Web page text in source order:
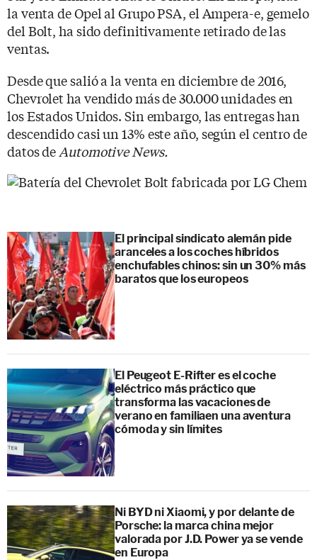
la venta de Opel al Grupo PSA, el Ampera-e, gemelo
del Bolt, ha sido definitivamente retirado de las
ventas.
Desde que salió a la venta en diciembre de 2016,
Chevrolet ha vendido más de 30.000 unidades en
los Estados Unidos. Sin embargo, las entregas han
descendido casi un 13% este año, según el centro de
datos deAutomotive News.
El principal sindicato alemán pide
aranceles a los coches híbridos
enchufables chinos: sin un 30% más
baratos que los europeos
El Peugeot E-Rifter es el coche
eléctrico más práctico que
transforma las vacaciones de
verano en familiaen una aventura
cómoda y sin límites
Ni BYD ni Xiaomi, y por delante de
Porsche: la marca china mejor
valorada por J.D. Power ya se vende
en Europa